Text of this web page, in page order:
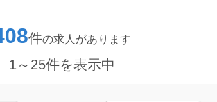
れるため、交通費の負担もありませ
世代が活躍中＞ ベテラン世代の方が
きます。
件の求人があります
1～25件を表示中